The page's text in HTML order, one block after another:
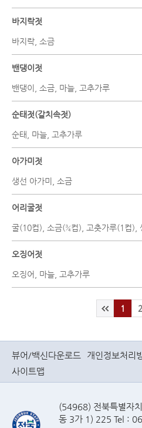
바지락젓
바지락, 소금
밴댕이젓
밴댕이, 소금, 마늘, 고추가루
순태젓(갈치속젓)
순태, 마늘, 고추가루
아가미젓
생선 아가미, 소금
어리굴젓
굴(10컵), 소금(¾컵), 고춧가루(1컵),
오징어젓
오징어, 마늘, 고추가루
1 2
뷰어/백신다운로드 개인정보처리
사이트맵
(54968) 전북특별자
동 3가 1) 225 Tel :